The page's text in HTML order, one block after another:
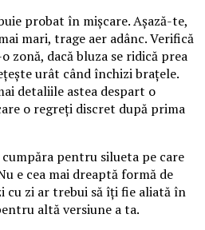
probat în mișcare. Așază-te,
mari, trage aer adânc. Verifică
dacă bluza se ridică prea
urât când închizi brațele.
detaliile astea despart o
o regreți discret după prima
pentru silueta pe care
e cea mai dreaptă formă de
cu zi ar trebui să îți fie aliată în
altă versiune a ta.